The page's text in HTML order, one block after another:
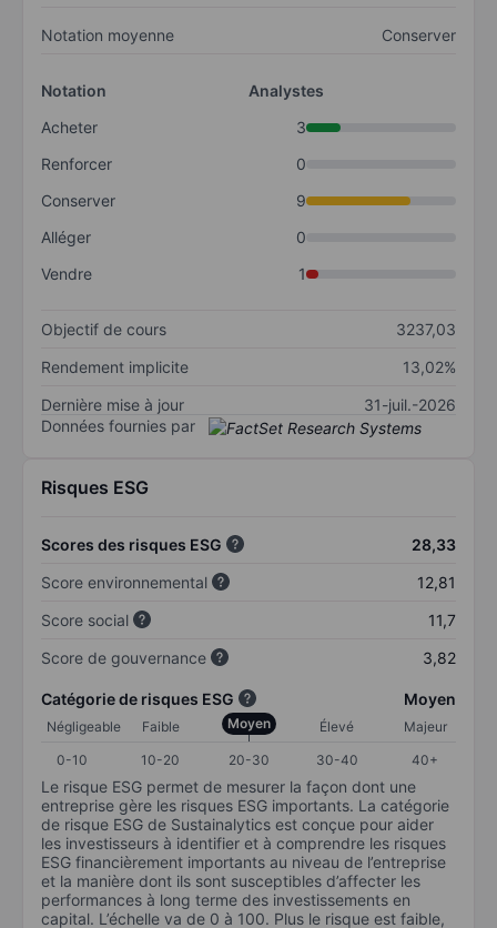
Notation moyenne Conserver
Notation
Analystes
Acheter
3
Renforcer
0
Conserver
9
Alléger
0
Vendre
1
Objectif de cours
3237,03
Rendement implicite
13,02%
Dernière mise à jour
31-juil.-2026
Données fournies par
Risques ESG
Scores des risques ESG
28,33
Score environnemental
12,81
Score social
11,7
Score de gouvernance
3,82
Catégorie de risques ESG Moyen
Négligeable Faible Moyen Élevé
Majeur
0-10
10-20 20-30 30-40 40+
Le risque ESG permet de mesurer la façon dont une
entreprise gère les risques ESG importants. La catégorie
de risque ESG de Sustainalytics est conçue pour aider
les investisseurs à identifier et à comprendre les risques
ESG financièrement importants au niveau de l’entreprise
et la manière dont ils sont susceptibles d’affecter les
performances à long terme des investissements en
capital. L’échelle va de 0 à 100. Plus le risque est faible,